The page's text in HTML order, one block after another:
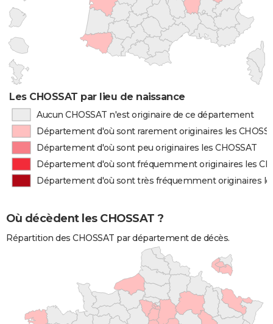
Les CHOSSAT par lieu de naissance
Aucun CHOSSAT n'est originaire de ce département
Département d'où sont rarement originaires les
Département d'où sont peu originaires les CHOSSAT
Département d'où sont fréquemment originaires les
Département d'où sont très fréquemment originaires
Où décèdent les CHOSSAT ?
Répartition des CHOSSAT par département de décès.